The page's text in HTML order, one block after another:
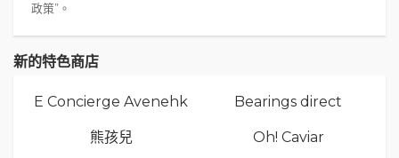
政策”。
新的特色商店
E Concierge Avenehk Bearings direct
熊孩兒 Oh! Caviar